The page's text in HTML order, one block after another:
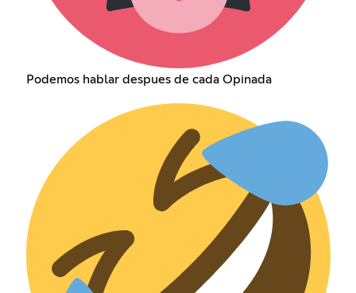
Podemos hablar despues de cada Opinada